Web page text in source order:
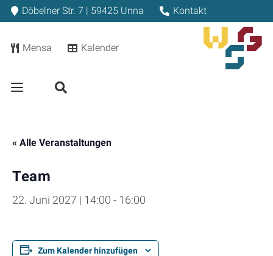
Döbelner Str. 7 | 59425 Unna Kontakt
Mensa Kalender
« Alle Veranstaltungen
Team
22. Juni 2027 | 14:00 - 16:00
Zum Kalender hinzufügen